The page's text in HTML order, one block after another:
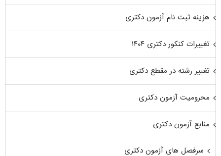
هزینه ثبت نام آزمون دکتری
تغییرات کنکور دکتری ۱۴۰۴
تغییر رشته در مقطع دکتری
محرومیت آزمون دکتری
منابع آزمون دکتری
سرفصل های آزمون دکتری